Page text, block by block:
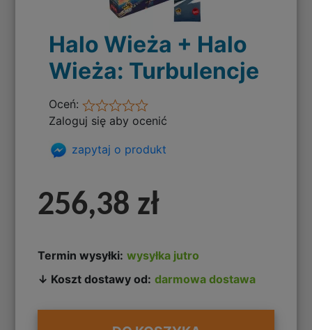
Halo Wieża + Halo
Wieża: Turbulencje
Oceń:
Zaloguj się aby ocenić
zapytaj o produkt
256,38 zł
Termin wysyłki: wysyłka jutro
↓ Koszt dostawy od: darmowa dostawa